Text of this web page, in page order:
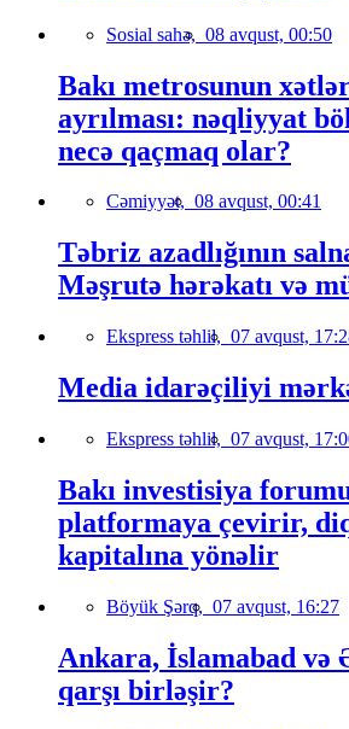
Sosial sahə, 08 avqust, 00:50
Bakı metrosunun
ayrılması: nəqliyyat
necə qaçmaq olar?
Cəmiyyət, 08 avqust, 00:41
Təbriz azadlığının
Məşrutə hərəkatı və
Ekspress təhlil, 07 avqust,
Media idarəçiliyi
Ekspress təhlil, 07 avqust,
Bakı investisiya
platformaya çevirir,
kapitalına yönəlir
Böyük Şərq, 07 avqust, 16:27
Ankara, İslamabad və
qarşı birləşir?